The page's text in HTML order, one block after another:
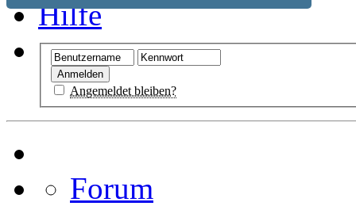
Hilfe
Angemeldet bleiben?
Forum